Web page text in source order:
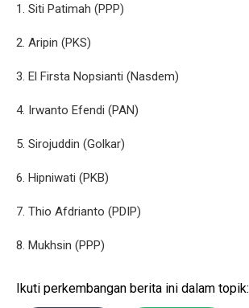
1. Siti Patimah (PPP)
2. Aripin (PKS)
3. El Firsta Nopsianti (Nasdem)
4. Irwanto Efendi (PAN)
5. Sirojuddin (Golkar)
6. Hipniwati (PKB)
7. Thio Afdrianto (PDIP)
8. Mukhsin (PPP)
Ikuti perkembangan berita ini dalam topik: